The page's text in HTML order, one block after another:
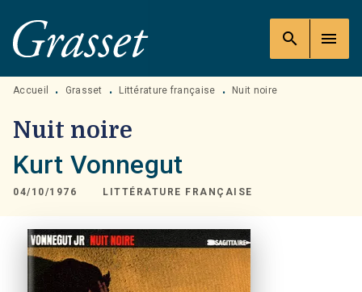
MENU RECHERCHE
PIED DE PAGE
search menu
Accueil • Grasset • Littérature française • Nuit noire
Nuit noire
Kurt Vonnegut
04/10/1976 LITTÉRATURE FRANÇAISE